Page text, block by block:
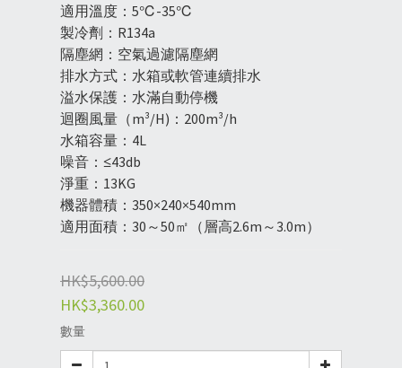
適用溫度：5℃-35℃
製冷劑：R134a
隔塵網：空氣過濾隔塵網
排水方式：水箱或軟管連續排水
溢水保護：水滿自動停機
迴圈風量（m³/H)：200m³/h
水箱容量：4L
噪音：≤43db
淨重：13KG
機器體積：350×240×540mm
適用面積：30～50㎡（層高2.6m～3.0m）
HK$5,600.00
HK$3,360.00
數量